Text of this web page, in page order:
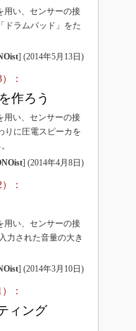
用い、センサーの接
ドラムパッド」をた
] (2014年5月13日 )
：
作ろう
用い、センサーの接
りに圧電スピーカを
] (2014年4月8日 )
：
用い、センサーの接
力された音量の大き
] (2014年3月10日 )
：
ィング